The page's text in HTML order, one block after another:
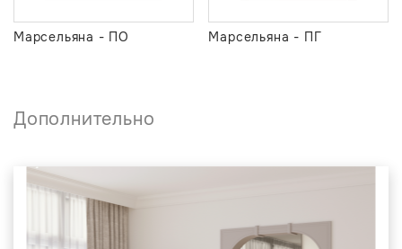
Марсельяна - ПО Марсельяна - ПГ
Дополнительно